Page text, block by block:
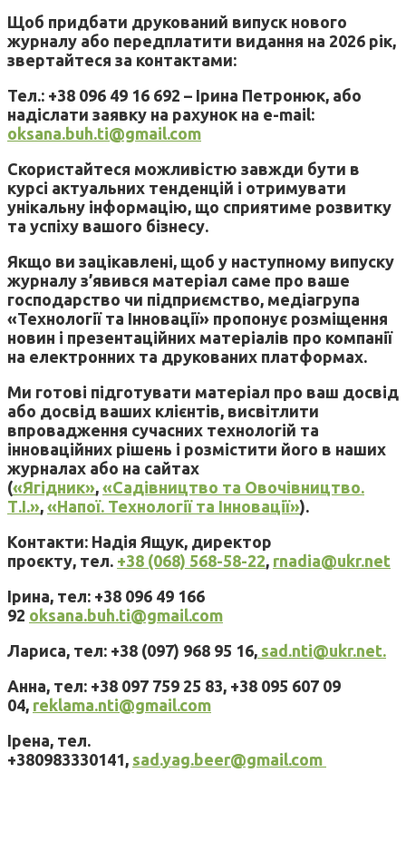
Щоб придбати друкований випуск нового
журналу або передплатити видання на 2026 рік,
звертайтеся за контактами:
Тел.: +38 096 49 16 692 – Ірина Петронюк, або
надіслати заявку на рахунок на e-mail:
oksana.buh.ti@gmail.com
Скористайтеся можливістю завжди бути в
курсі актуальних тенденцій і отримувати
унікальну інформацію, що сприятиме розвитку
та успіху вашого бізнесу.
Якщо ви зацікавлені, щоб у наступному випуску
журналу з’явився матеріал саме про ваше
господарство чи підприємство, медіагрупа
«Технології та Інновації» пропонує розміщення
новин і презентаційних матеріалів про компанії
на електронних та друкованих платформах.
Ми готові підготувати матеріал про ваш досвід
або досвід ваших клієнтів, висвітлити
впровадження сучасних технологій та
інноваційних рішень і розмістити його в наших
журналах або на сайтах
(«Ягідник», «Садівництво та Овочівництво.
Т.І.», «Напої. Технології та Інновації»).
Контакти: Надія Ящук, директор
проєкту, тел. +38 (068) 568-58-22, rnadia@ukr.net
Ірина, тел: +38 096 49 166
92 oksana.buh.ti@gmail.com
Лариса, тел: +38 (097) 968 95 16, sad.nti@ukr.net.
Анна, тел: +38 097 759 25 83, +38 095 607 09
04, reklama.nti@gmail.com
Ірена, тел.
+380983330141, sad.yag.beer@gmail.com